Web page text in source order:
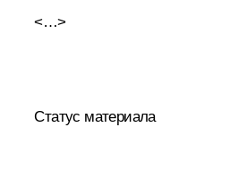
<…>
Статус материала